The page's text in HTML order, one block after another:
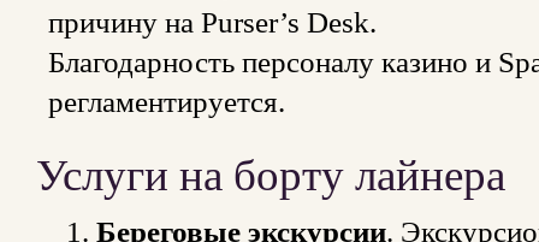
причину на Purser’s Desk.
Благодарность персоналу казино и
регламентируется.
Услуги на борту лайнера
Береговые экскурсии.